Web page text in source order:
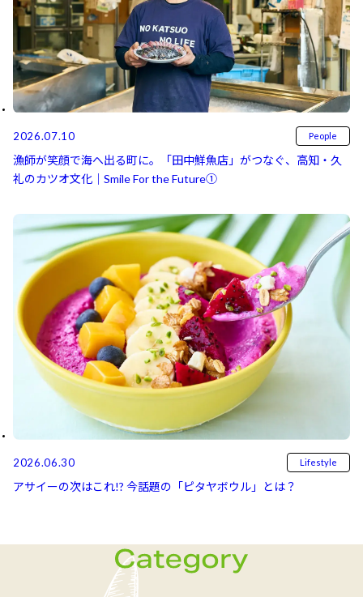
2026.07.10 People
漁師が笑顔で海へ出る町に。「田中鮮魚店」がつなぐ、高知・久
礼のカツオ文化｜Smile For the Future①
2026.06.30 Lifestyle
アサイーの次はこれ!? 今話題の「ピタヤボウル」とは？